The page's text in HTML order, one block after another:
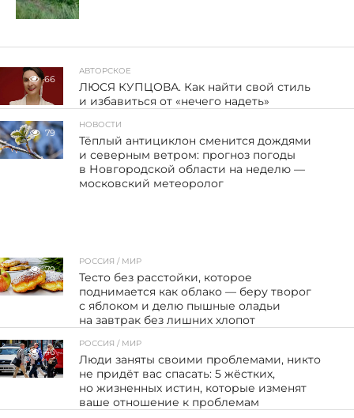
66
АВТОРСКОЕ
ЛЮСЯ КУПЦОВА. Как найти свой стиль
и избавиться от «нечего надеть»
79
НОВОСТИ
Тёплый антициклон сменится дождями
и северным ветром: прогноз погоды
в Новгородской области на неделю —
московский метеоролог
79
РОССИЯ / МИР
Тесто без расстойки, которое
поднимается как облако — беру творог
с яблоком и делю пышные оладьи
на завтрак без лишних хлопот
46
РОССИЯ / МИР
Люди заняты своими проблемами, никто
не придёт вас спасать: 5 жёстких,
но жизненных истин, которые изменят
ваше отношение к проблемам